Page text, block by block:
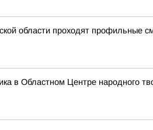
области проходят профильные
в Областном Центре народного